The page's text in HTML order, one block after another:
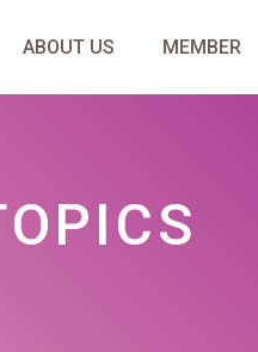
ABOUT US MEMBER